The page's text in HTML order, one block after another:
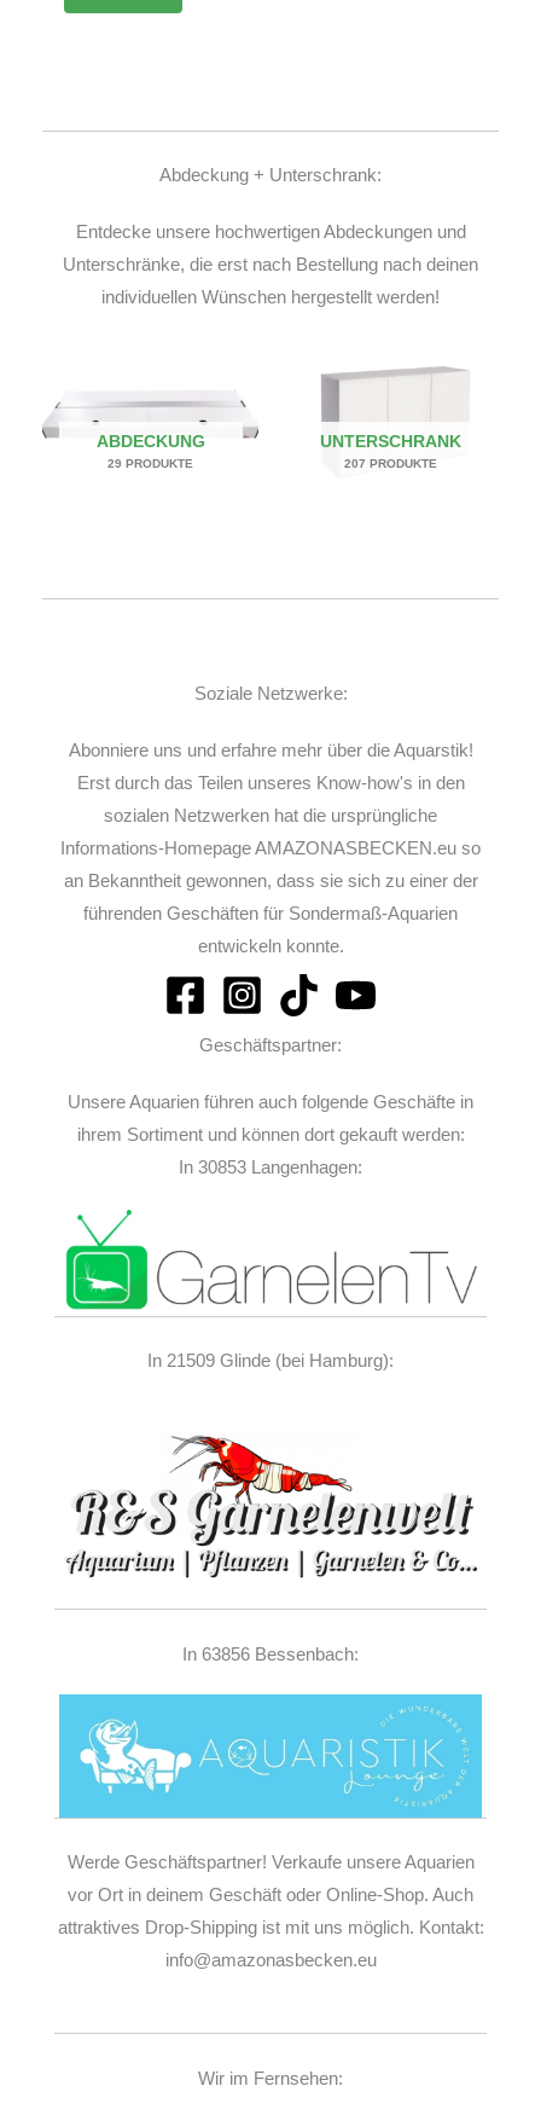
Abdeckung + Unterschrank:
Entdecke unsere hochwertigen Abdeckungen und
Unterschränke, die erst nach Bestellung nach deinen
individuellen Wünschen hergestellt werden!
ABDECKUNG
29 PRODUKTE
UNTERSCHRANK
207 PRODUKTE
Soziale Netzwerke:
Abonniere uns und erfahre mehr über die Aquarstik!
Erst durch das Teilen unseres Know-how's in den
sozialen Netzwerken hat die ursprüngliche
Informations-Homepage AMAZONASBECKEN.eu so
an Bekanntheit gewonnen, dass sie sich zu einer der
führenden Geschäften für Sondermaß-Aquarien
entwickeln konnte.
Geschäftspartner:
Unsere Aquarien führen auch folgende Geschäfte in
ihrem Sortiment und können dort gekauft werden:
In 30853 Langenhagen:
In 21509 Glinde (bei Hamburg):
In 63856 Bessenbach:
Werde Geschäftspartner! Verkaufe unsere Aquarien
vor Ort in deinem Geschäft oder Online-Shop. Auch
attraktives Drop-Shipping ist mit uns möglich. Kontakt:
info@amazonasbecken.eu
Wir im Fernsehen: